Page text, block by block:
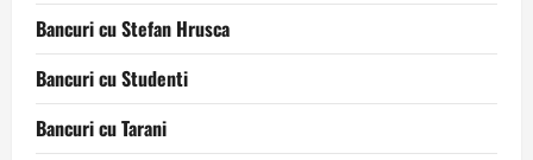
Bancuri cu Stefan Hrusca
Bancuri cu Studenti
Bancuri cu Tarani